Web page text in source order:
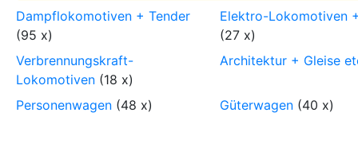
Dampflokomotiven + Tender
(95 x)
Elektro-Lokomotiven
(27 x)
Verbrennungskraft-
Lokomotiven(18 x)
Architektur + Gleise
Personenwagen(48 x) Güterwagen(40 x)